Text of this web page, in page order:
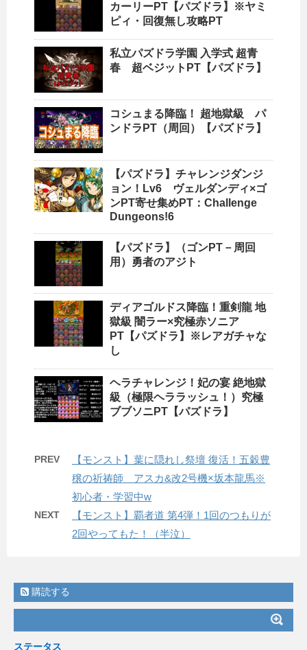
カーリーPT【パズドラ】※ヤミ
ピィ・回復無し攻略PT
私立パズドラ学園 入学式 超青
春 超ベジットPT【パズドラ】
コシュまる降臨！ 超地獄級 パ
ンドラPT（周回）【パズドラ】
【パズドラ】チャレンジダンジ
ョン！Lv6 ヴェルダンディ×ゴ
ンPT寄せ集めPT：Challenge
Dungeons!6
【パズドラ】（ゴンPT－周回
用）勇者のアジト
ディアゴルドス降臨！重剣龍 地
獄級 闇ラー×究極赤ソニア
PT【パズドラ】※レアガチャな
し
ヘラチャレンジ！妃の宴 絶地獄
級（極限ヘララッシュ！）究極
ブブソニPT【パズドラ】
PREV
【モンスト】葉に隠れし祭壇 復活！五穀豊
穣の祈祷師 アスカ&改2号機×坂本龍馬※
初心者・学習中w
NEXT
【モンスト】覇者道 第4弾！1回のつもりが
2回やってもた！（半泣）
購読する
ステータス